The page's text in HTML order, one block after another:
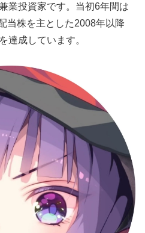
業投資家です。当初6年間は
当株を主とした2008年以降
達成しています。